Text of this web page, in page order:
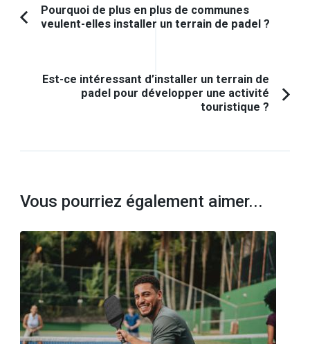
Navigation
d'article
Article
Pourquoi de plus en plus de communes
veulent-elles installer un terrain de padel ?
Est-ce intéressant d’installer un terrain de
padel pour développer une activité
touristique ?
Vous pourriez également aimer...